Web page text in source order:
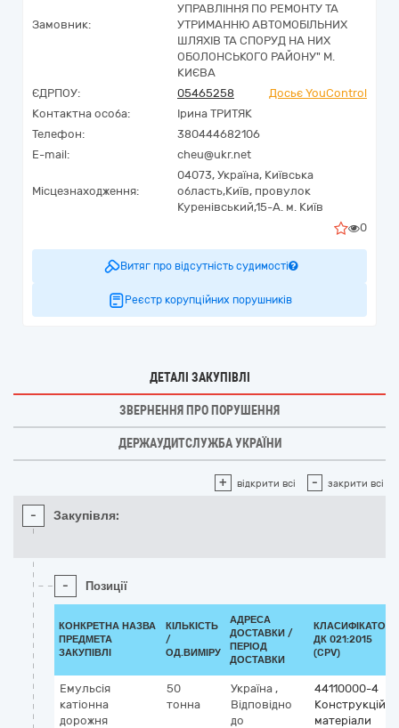
Замовник:
УПРАВЛІННЯ ПО РЕМОНТУ ТА
УТРИМАННЮ АВТОМОБІЛЬНИХ
ШЛЯХІВ ТА СПОРУД НА НИХ
ОБОЛОНСЬКОГО РАЙОНУ" М.
КИЄВА
ЄДРПОУ:
05465258
Досьє YouControl
Контактна особа:
Ірина ТРИТЯК
Телефон:
380444682106
E-mail:
cheu@ukr.net
Місцезнаходження:
04073, Україна, Київська
область,Київ, провулок
Куренівський,15-А. м. Київ
0
Витяг про відсутність судимості
Реєстр корупційних порушників
ДЕТАЛІ ЗАКУПІВЛІ
ЗВЕРНЕННЯ ПРО ПОРУШЕННЯ
ДЕРЖАУДИТСЛУЖБА УКРАЇНИ
+ відкрити всі - закрити всі
- Закупівля:
- Позиції
КОНКРЕТНА НАЗВА
ПРЕДМЕТА
ЗАКУПІВЛІ
КІЛЬКІСТЬ
/
ОД.ВИМІРУ
АДРЕСА
ДОСТАВКИ /
ПЕРІОД
ДОСТАВКИ
КЛАСИФІКАТОР
ДК 021:2015
(CPV)
Емульсія
катіонна
дорожня
50
тонна
Україна ,
Відповідно
до
44110000-4
Конструкційні
матеріали